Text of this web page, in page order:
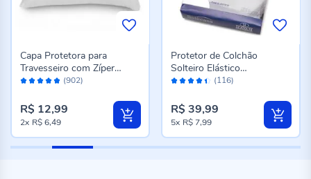
Avaliação: (902)
Capa Protetora para
Travesseiro com Zíper
Havan Casa - Branco
R$ 12,99
2x R$ 6,49
Avaliação: (116)
Protetor de Colchão
Solteiro Elástico
Impermeável - Branco
R$ 39,99
5x R$ 7,99